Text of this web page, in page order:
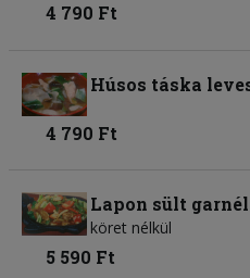
4 790 Ft
Húsos táska
4 790 Ft
Lapon sült
köret nélkül
5 590 Ft